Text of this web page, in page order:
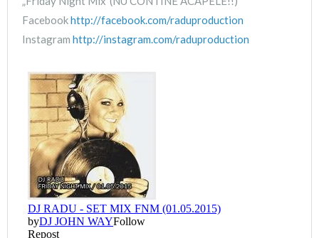
Facebookhttp://facebook.com/raduproduction
Instagram http://instagram.com/raduproduction